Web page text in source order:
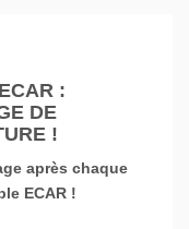
:
DE
!
après chaque
ECAR !